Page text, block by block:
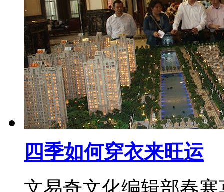
四季如何穿衣来旺运
文易奇文化编辑部春